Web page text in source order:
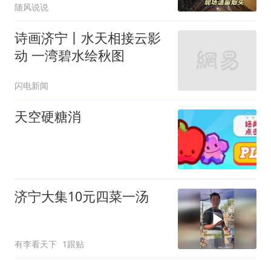
→
随风说说
诗画济宁丨水天相接云影
动 一湾碧水绘秋图
闪电新闻
天空硬糖消
济宁大集10元四菜一汤
有李看天下 1跟贴